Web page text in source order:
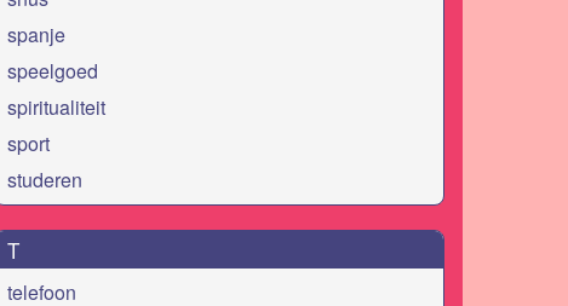
spanje
speelgoed
spiritualiteit
sport
studeren
T
telefoon